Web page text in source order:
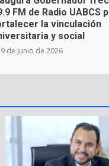
FM de Radio UABCS
la vinculación
y social
9 de junio de 2026